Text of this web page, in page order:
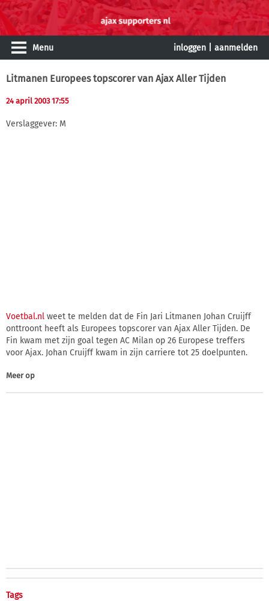
Menu inloggen aanmelden
Litmanen Europees topscorer van Ajax Aller Tijden
24 april 2003 17:55
Verslaggever: M
Voetbal.nl weet te melden dat de Fin Jari Litmanen Johan Cruijff
onttroont heeft als Europees topscorer van Ajax Aller Tijden. De
Fin kwam met zijn goal tegen AC Milan op 26 Europese treffers
voor Ajax. Johan Cruijff kwam in zijn carriere tot 25 doelpunten.
Meer op
Tags